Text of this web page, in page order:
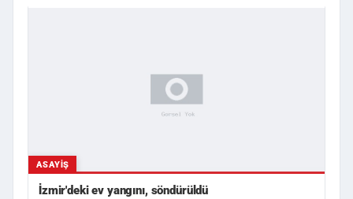
ASAYIŞ
İzmir'deki ev yangını, söndürüldü